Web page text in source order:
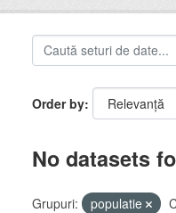
Order by
No datasets
Grupuri: populatie